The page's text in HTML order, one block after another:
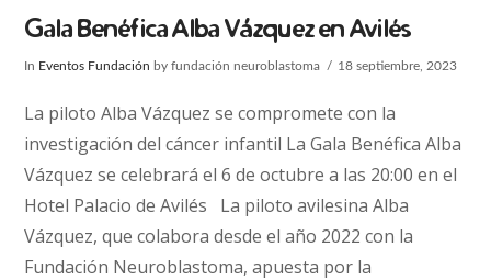
Gala Benéfica Alba Vázquez en Avilés
In Eventos Fundación by fundación neuroblastoma 18 septiembre, 2023
La piloto Alba Vázquez se compromete con la
investigación del cáncer infantil La Gala Benéfica Alba
Vázquez se celebrará el 6 de octubre a las 20:00 en el
Hotel Palacio de Avilés La piloto avilesina Alba
Vázquez, que colabora desde el año 2022 con la
Fundación Neuroblastoma, apuesta por la